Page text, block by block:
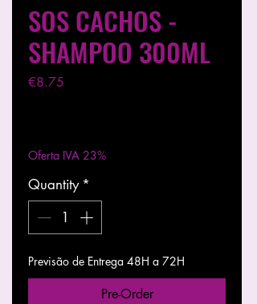
SOS CACHOS -
SHAMPOO 300ML
€8.75
Oferta IVA 23%
Quantity *
Previsão de Entrega 48H a 72H
Pre-Order